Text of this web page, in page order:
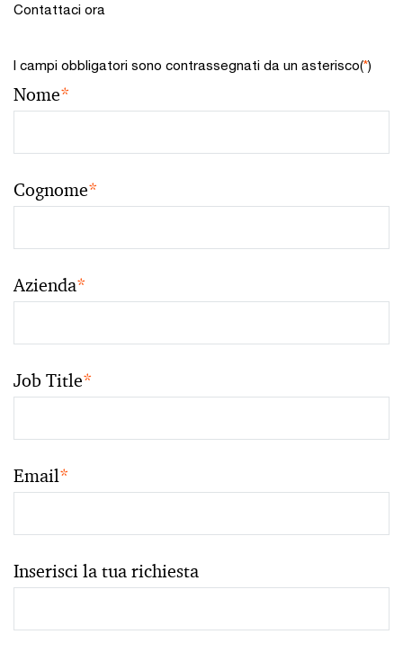
Contattaci ora
I campi obbligatori sono contrassegnati da un asterisco(*)
Nome*
Cognome*
Azienda*
Job Title*
Email*
Inserisci la tua richiesta